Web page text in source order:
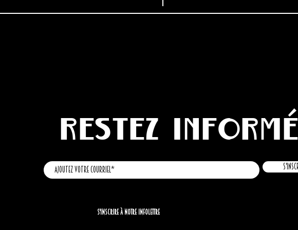
Restez informé
S'inscrire à notre infolettre